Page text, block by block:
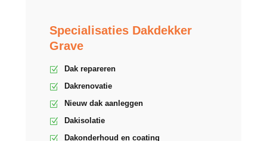
Specialisaties Dakdekker
Grave
Dak repareren
Dakrenovatie
Nieuw dak aanleggen
Dakisolatie
Dakonderhoud en coating